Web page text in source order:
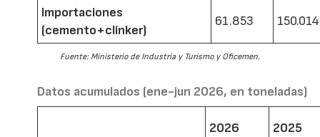
Importaciones
(cemento+clínker)
61.853 150.014
Fuente: Ministerio de Industria y Turismo y Oficemen.
Datos acumulados (ene-jun 2026, en toneladas)
2026 2025